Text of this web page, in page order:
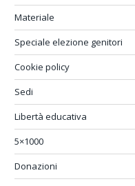
Materiale
Speciale elezione genitori
Cookie policy
Sedi
Libertà educativa
5×1000
Donazioni